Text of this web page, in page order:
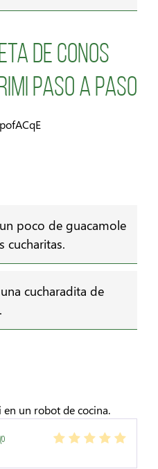
de Conos
paso a paso
poco de guacamole
cucharitas.
cucharadita de
un robot de cocina.
(0